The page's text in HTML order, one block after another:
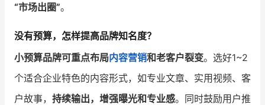
“市场出圈”。
没有预算，怎样提高品牌知名度？
小预算品牌可重点布局内容营销和老客户裂变。选好1~2
个适合企业特色的内容形式，如专业文章、实用视频、客
户故事， 持续输出，增强曝光和专业感。同时鼓励用户推